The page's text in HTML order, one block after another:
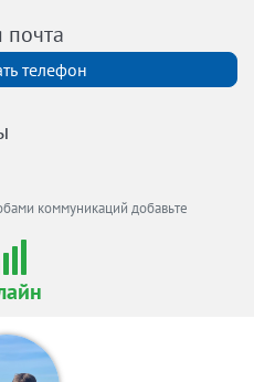
почта
телефон
коммуникаций добавьте